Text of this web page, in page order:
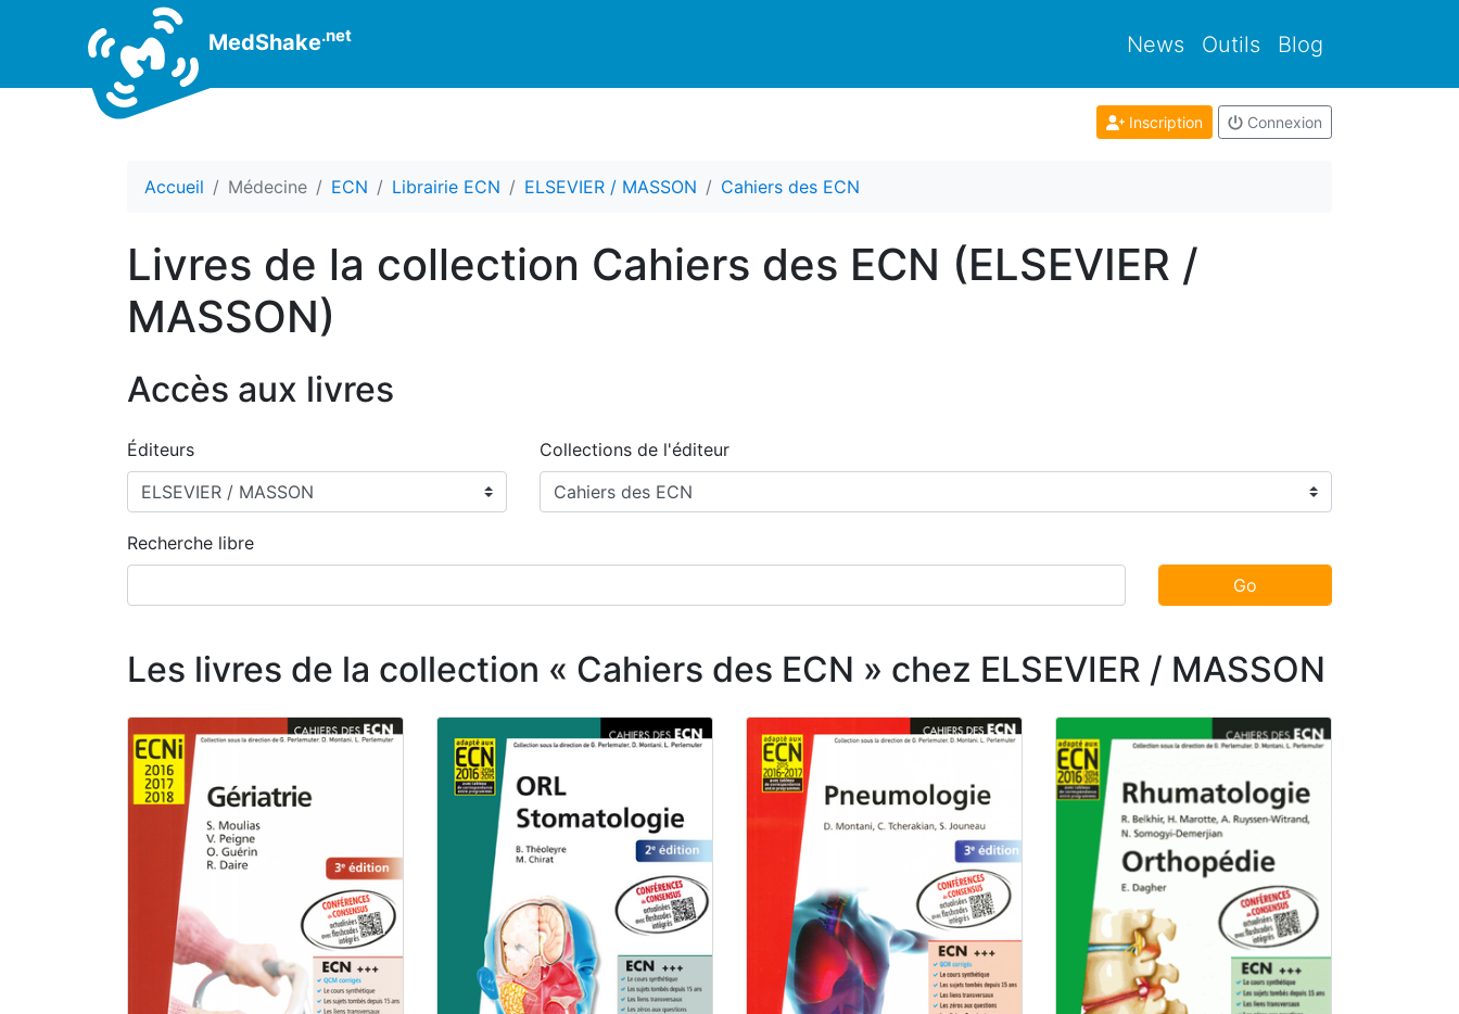
MedShake.net News Outils Blog
Inscription Connexion
Accueil Médecine ECN Librairie ECN ELSEVIER / MASSON Cahiers des ECN
Livres de la collection Cahiers des ECN (ELSEVIER /
MASSON)
Accès aux livres
Éditeurs Collections de l'éditeur
Recherche libre
Go
Les livres de la collection « Cahiers des ECN » chez ELSEVIER / MASSON